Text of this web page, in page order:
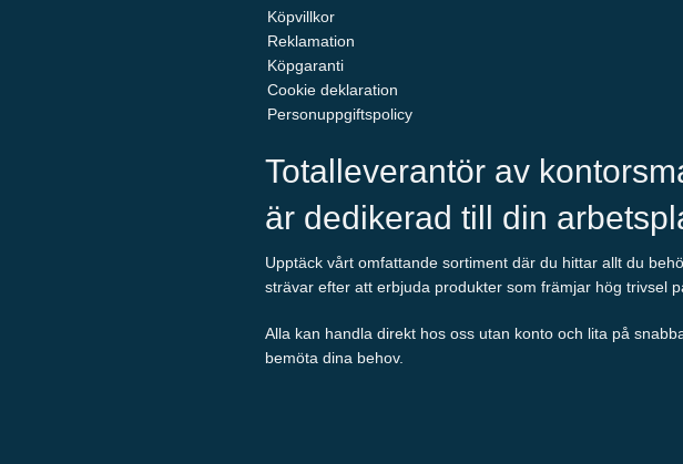
Köpvillkor
Reklamation
Köpgaranti
Cookie deklaration
Personuppgiftspolicy
Totalleverantör av
är dedikerad till din
Upptäck vårt omfattande sortiment där du hittar allt du
strävar efter att erbjuda produkter som främjar hög trivsel
Alla kan handla direkt hos oss utan konto och lita på
bemöta dina behov.